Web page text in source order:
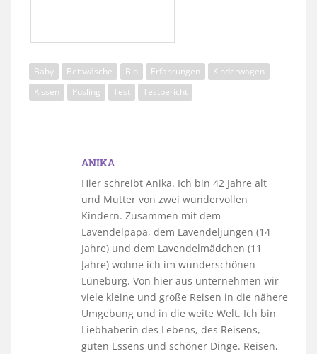
Baby Bettwäsche Bio Erfahrungen
Kinderwagen
Kissen
Pusling Test Testbericht
ANIKA
Hier schreibt Anika. Ich bin 42 Jahre alt
und Mutter von zwei wundervollen
Kindern. Zusammen mit dem
Lavendelpapa, dem Lavendeljungen (14
Jahre) und dem Lavendelmädchen (11
Jahre) wohne ich im wunderschönen
Lüneburg. Von hier aus unternehmen wir
viele kleine und große Reisen in die nähere
Umgebung und in die weite Welt. Ich bin
Liebhaberin des Lebens, des Reisens,
guten Essens und schöner Dinge. Reisen,